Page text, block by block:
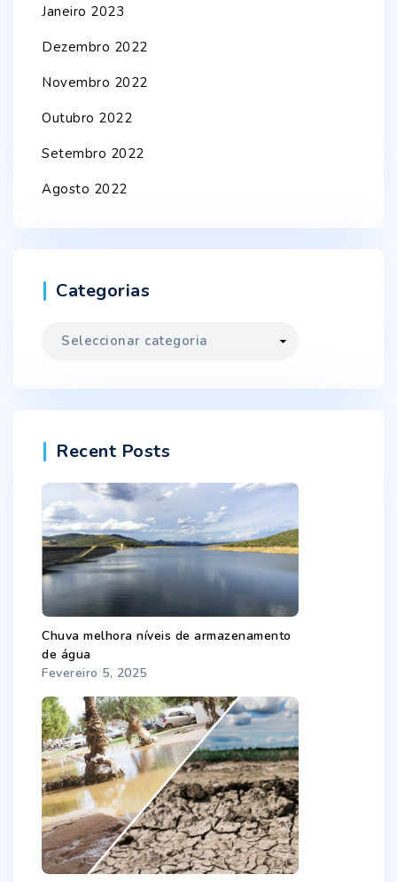
Janeiro 2023
Dezembro 2022
Novembro 2022
Outubro 2022
Setembro 2022
Agosto 2022
Categorias
Categorias
Recent Posts
Chuva melhora níveis de armazenamento
de água
Fevereiro 5, 2025